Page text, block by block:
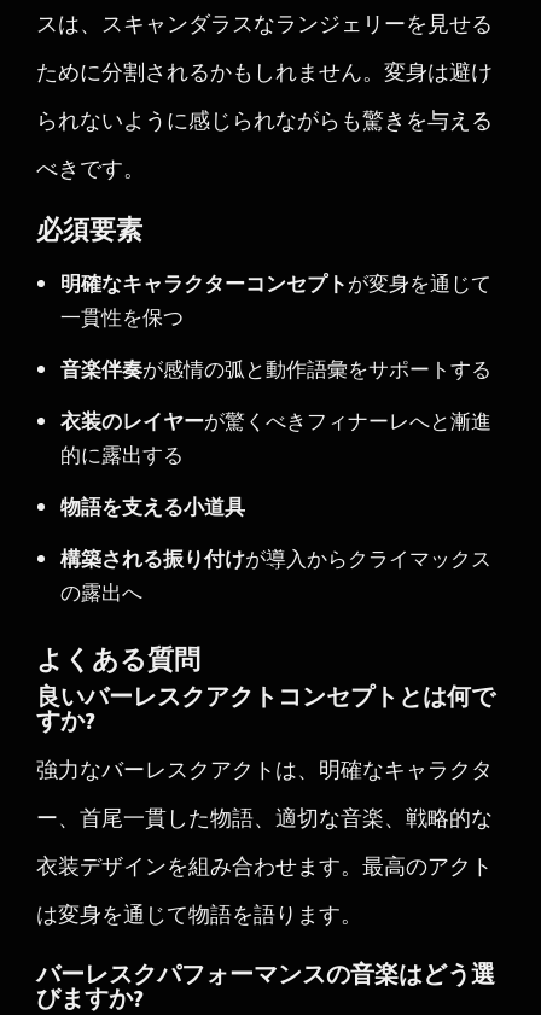
スは、スキャンダラスなランジェリーを見せる
ために分割されるかもしれません。変身は避け
られないように感じられながらも驚きを与える
べきです。
必須要素
明確なキャラクターコンセプトが変身を通じて
一貫性を保つ
音楽伴奏が感情の弧と動作語彙をサポートする
衣装のレイヤーが驚くべきフィナーレへと漸進
的に露出する
物語を支える小道具
構築される振り付けが導入からクライマックス
の露出へ
よくある質問
良いバーレスクアクトコンセプトとは何で
すか?
強力なバーレスクアクトは、明確なキャラクタ
ー、首尾一貫した物語、適切な音楽、戦略的な
衣装デザインを組み合わせます。最高のアクト
は変身を通じて物語を語ります。
バーレスクパフォーマンスの音楽はどう選
びますか?